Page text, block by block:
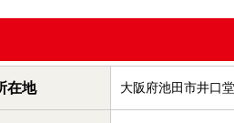
在地 大阪府池田市井口堂